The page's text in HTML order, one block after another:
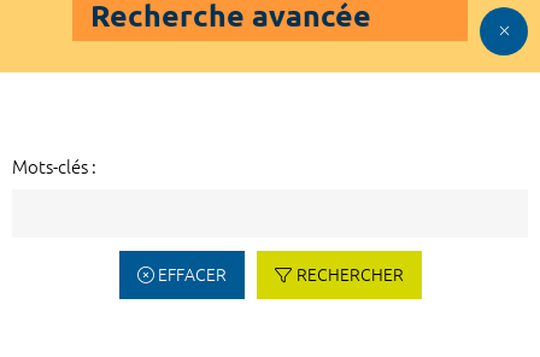
Recherche avancée
Mots-clés :
EFFACER RECHERCHER